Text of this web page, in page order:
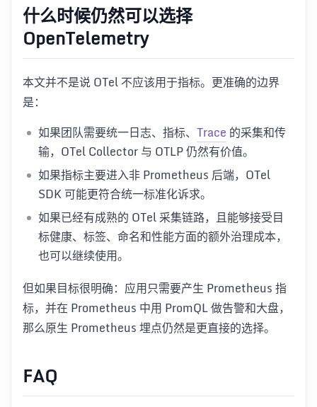
什么时候仍然可以选择
OpenTelemetry
本文并不是说 OTel 不应该用于指标。更准确的边界
是：
如果团队需要统一日志、指标、 Trace 的采集和传
输，OTel Collector 与 OTLP 仍然有价值。
如果指标主要进入非 Prometheus 后端，OTel
SDK 可能更符合统一标准化诉求。
如果已经有成熟的 OTel 采集链路，且能够接受目
标健康、标签、命名和性能方面的额外治理成本，
也可以继续使用。
但如果目标很明确：应用只需要产生 Prometheus 指
标，并在 Prometheus 中用 PromQL 做告警和大盘，
那么原生 Prometheus 埋点仍然是更直接的选择。
FAQ